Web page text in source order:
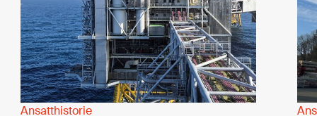
Ansatthistorie